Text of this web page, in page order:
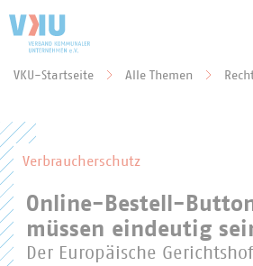
VKU-Startseite Alle Themen
Verbraucherschutz
Online-Bestell-
müssen eindeutig
Der Europäische